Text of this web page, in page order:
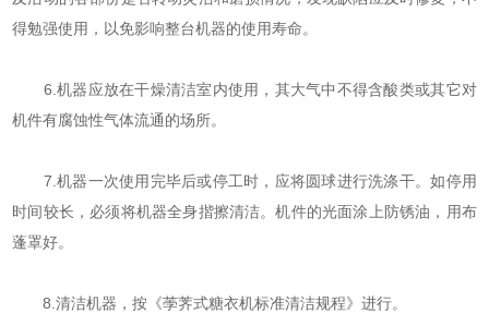
得勉强使用，以免影响整台机器的使用寿命。
6.机器应放在干燥清洁室内使用，其大气中不得含酸类或其它对
机件有腐蚀性气体流通的场所。
7.机器一次使用完毕后或停工时，应将圆球进行洗涤干。如停用
时间较长，必须将机器全身揩擦清洁。机件的光面涂上防锈油，用布
蓬罩好。
8.清洁机器，按《荸荠式糖衣机标准清洁规程》进行。